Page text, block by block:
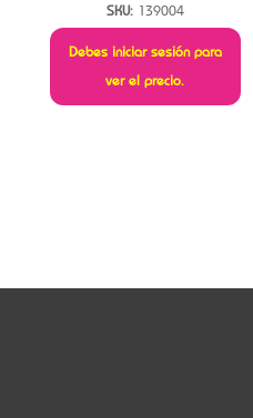
SKU: 139004
Debes iniciar sesión para
ver el precio.